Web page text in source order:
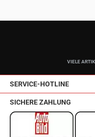
VIELE
SERVICE-HOTLINE
SICHERE ZAHLUNG